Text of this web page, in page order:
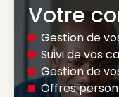
Votre
Gestion de
Suivi de vos
Gestion de
Offres